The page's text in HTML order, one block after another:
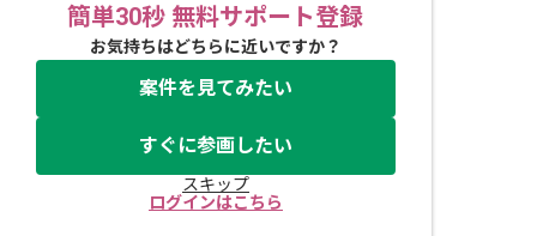
簡単30秒 無料サポート登録
お気持ちはどちらに近いですか？
案件を見てみたい
すぐに参画したい
スキップ
ログインはこちら